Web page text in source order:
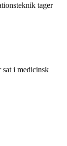
tager
sat i medicinsk